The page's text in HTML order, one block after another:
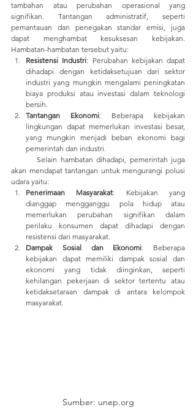
tambahan atau perubahan operasional yang
signifikan. Tantangan administratif, seperti
pemantauan dan penegakan standar emisi, juga
dapat menghambat kesuksesan kebijakan.
Hambatan-hambatan tersebut yaitu:
Resistensi Industri: Perubahan kebijakan dapat
dihadapi dengan ketidaksetujuan dari sektor
industri yang mungkin mengalami peningkatan
biaya produksi atau investasi dalam teknologi
bersih.
Tantangan Ekonomi: Beberapa kebijakan
lingkungan dapat memerlukan investasi besar,
yang mungkin menjadi beban ekonomi bagi
pemerintah dan industri.
	Selain hambatan dihadapi, pemerintah juga
akan mendapat tantangan untuk mengurangi polusi
udara yaitu:
Penerimaan Masyarakat: Kebijakan yang
dianggap mengganggu pola hidup atau
memerlukan perubahan signifikan dalam
perilaku konsumen dapat dihadapi dengan
resistensi dari masyarakat.
Dampak Sosial dan Ekonomi: Beberapa
kebijakan dapat memiliki dampak sosial dan
ekonomi yang tidak diinginkan, seperti
kehilangan pekerjaan di sektor tertentu atau
ketidaksetaraan dampak di antara kelompok
masyarakat.
Sumber: unep.org